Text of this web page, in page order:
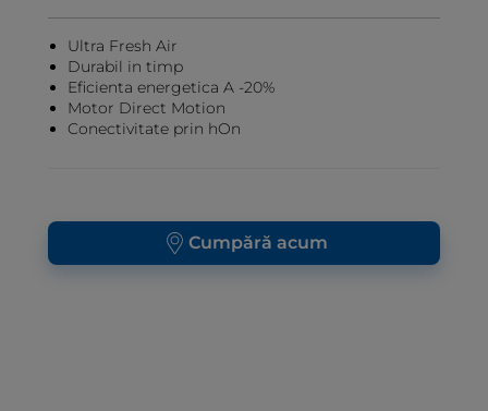
Ultra Fresh Air
Durabil in timp
Eficienta energetica A -20%
Motor Direct Motion
Conectivitate prin hOn
Cumpără acum